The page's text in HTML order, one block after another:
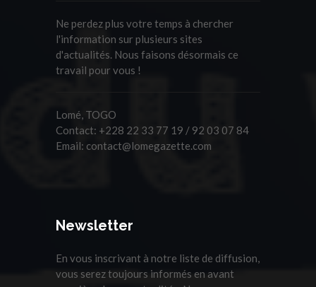
Ne perdez plus votre temps à chercher
l'information sur plusieurs sites
d'actualités. Nous faisons désormais ce
travail pour vous !
Lomé, TOGO
Contact: +228 22 33 77 19 / 92 03 07 84
Email: contact@lomegazette.com
Newsletter
En vous inscrivant à notre liste de diffusion,
vous serez toujours informés en avant